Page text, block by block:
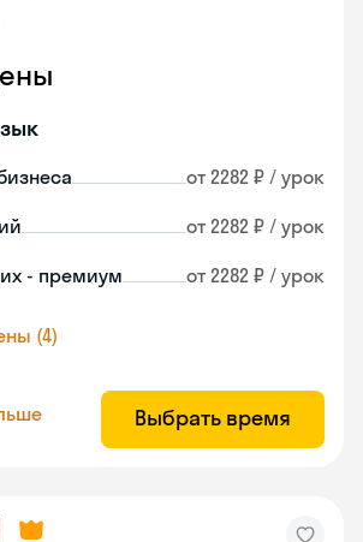
от 2282 ₽ / урок
от 2282 ₽ / урок
- премиум от 2282 ₽ / урок
(4)
Выбрать время